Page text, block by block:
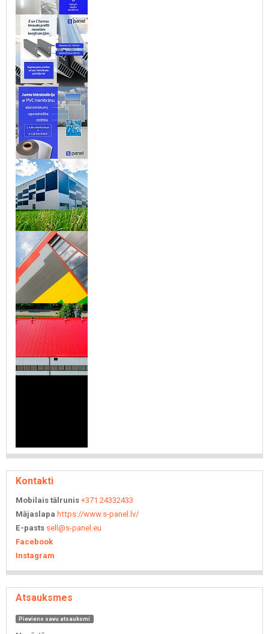
Kontakti
Mobilais tālrunis +371 24332433
Mājaslapa https://www.s-panel.lv/
E-pasts sell@s-panel.eu
Facebook
Instagram
Atsauksmes
Pievieno savu atsauksmi